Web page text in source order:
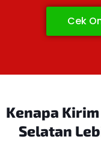
Cek
Kenapa
Selatan